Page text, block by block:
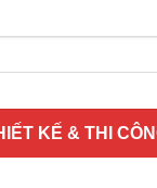
KẾ & THI